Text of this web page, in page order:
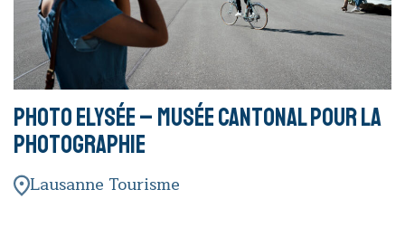
Photo Elysée – Musée cantonal pour la
photographie
Lausanne Tourisme